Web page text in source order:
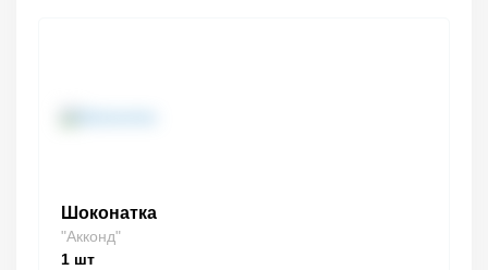
Шоконатка
"Акконд"
1 шт